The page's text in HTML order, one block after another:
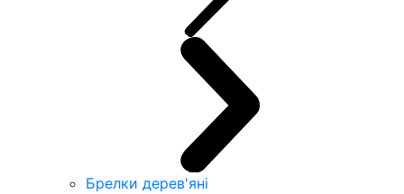
Брелки дерев'яні